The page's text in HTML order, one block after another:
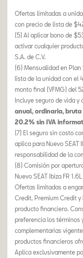
Ofertas limitadas a
con precio de lista de
(5) Al aplicar bono de
activar cualquier
S.A. de C.V.
(6) Mensualidad en Plan
lista de la unidad con el
monto final (VFMG) del
Incluye seguro de vida
anual, ordinaria,
20.2% sin IVA
(7) El seguro sin costo
aplica para Nuevo SEAT
responsabilidad de la
(8) Comisión por
Nuevo SEAT Ibiza FR
Ofertas limitadas a
Credit, Premium Credit
producto financiero.
preferencia los términos
complementarias
productos financieros
Aplica exclusivamente